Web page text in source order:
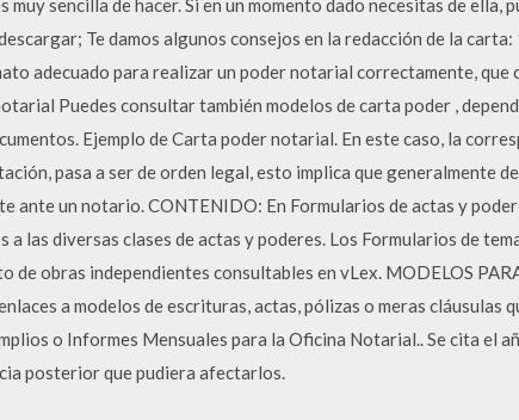
Te damos algunos consejos en la redacción de la
adecuado para realizar un poder notarial correctamente, que
Puedes consultar también modelos de carta poder ,
Ejemplo de Carta poder notarial. En este caso, la
pasa a ser de orden legal, esto implica que generalmente
ante un notario. CONTENIDO: En Formularios de actas y
las diversas clases de actas y poderes. Los Formularios de
de obras independientes consultables en vLex. MODELOS
a modelos de escrituras, actas, pólizas o meras cláusulas
o Informes Mensuales para la Oficina Notarial.. Se cita el
posterior que pudiera afectarlos.